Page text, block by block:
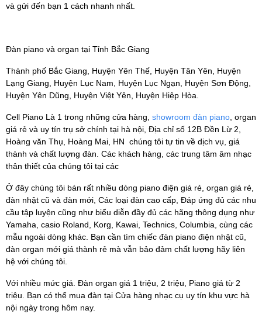
và gửi đến bạn 1 cách nhanh nhất.
Đàn piano và organ tại Tỉnh Bắc Giang
Thành phố Bắc Giang, Huyện Yên Thế, Huyện Tân Yên, Huyện
Lạng Giang, Huyện Lục Nam, Huyện Lục Ngạn, Huyện Sơn Động,
Huyện Yên Dũng, Huyện Việt Yên, Huyện Hiệp Hòa.
Cell Piano Là 1 trong những cửa hàng, showroom đàn piano , organ
giá rẻ và uy tín trụ sở chính tại hà nội, Địa chỉ số 12B Đền Lừ 2,
Hoàng văn Thụ, Hoàng Mai, HN chúng tôi tự tin về dịch vụ, giá
thành và chất lượng đàn. Các khách hàng, các trung tâm âm nhạc
thân thiết của chúng tôi tại các
Ở đây chúng tôi bán rất nhiều dòng piano điện giá rẻ, organ giá rẻ,
đàn nhật cũ và đàn mới, Các loại đàn cao cấp, Đáp ứng đủ các nhu
cầu tập luyện cũng như biểu diễn đầy đủ các hãng thông dụng như
Yamaha, casio Roland, Korg, Kawai, Technics, Columbia, cùng các
mẫu ngoài dòng khác. Bạn cần tìm chiếc đàn piano điện nhật cũ,
đàn organ mới giá thành rẻ mà vẫn bảo đảm chất lượng hãy liên
hệ với chúng tôi.
Với nhiều mức giá. Đàn organ giá 1 triệu, 2 triệu, Piano giá từ 2
triệu. Bạn có thể mua đàn tại Cửa hàng nhạc cụ uy tín khu vực hà
nội ngày trong hôm nay.